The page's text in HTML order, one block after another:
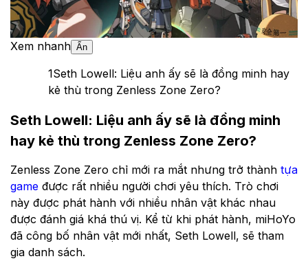
Xem nhanh Ẩn
1Seth Lowell: Liệu anh ấy sẽ là đồng minh hay
kẻ thù trong Zenless Zone Zero?
Seth Lowell: Liệu anh ấy sẽ là đồng minh
hay kẻ thù trong Zenless Zone Zero?
Zenless Zone Zero chỉ mới ra mắt nhưng trở thành tựa
game được rất nhiều người chơi yêu thích. Trò chơi
này được phát hành với nhiều nhân vật khác nhau
được đánh giá khá thú vị. Kể từ khi phát hành, miHoYo
đã công bố nhân vật mới nhất, Seth Lowell, sẽ tham
gia danh sách.